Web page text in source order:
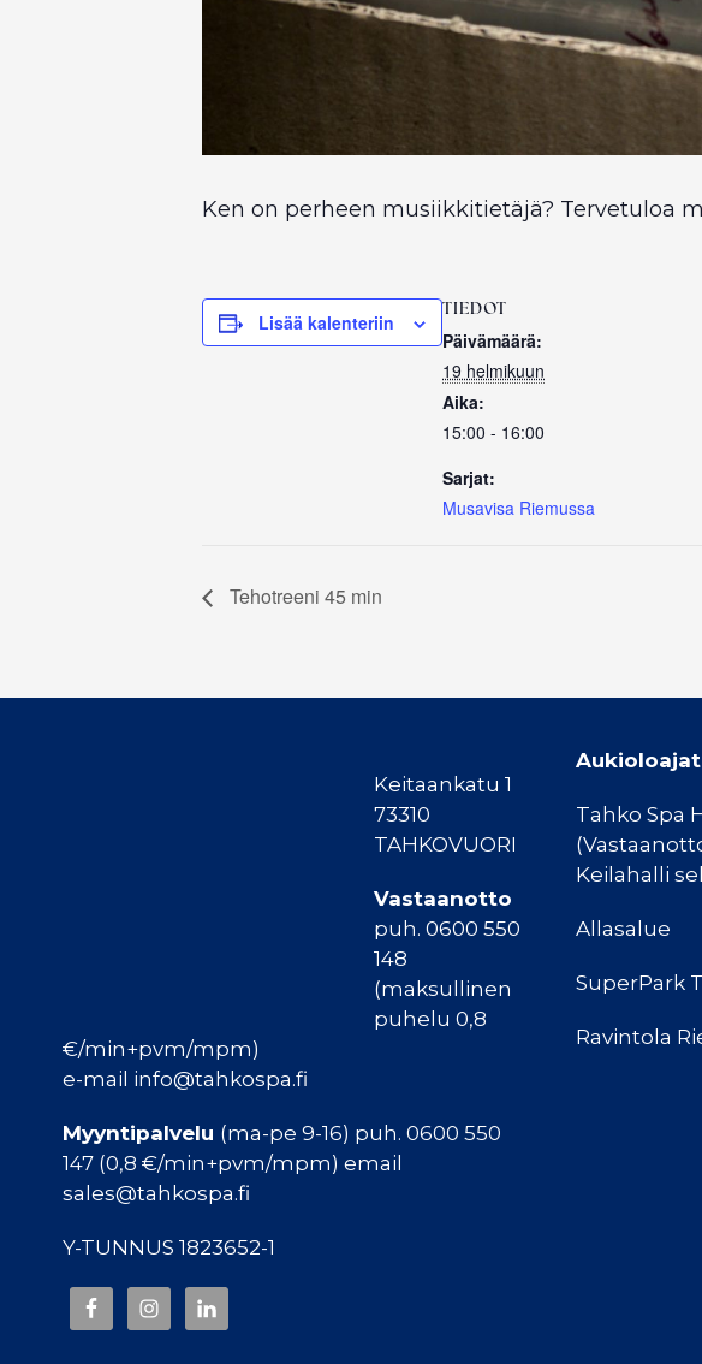
Ken on perheen musiikkitietäjä? Tervetuloa
Lisää kalenteriin
TIEDOT
Päivämäärä:
19 helmikuun
Aika:
15:00 - 16:00
Sarjat:
Musavisa Riemussa
Tehotreeni 45 min
Keitaankatu 1
73310
TAHKOVUORI
Vastaanotto
puh. 0600 550
148
(maksullinen
puhelu 0,8
€/min+pvm/mpm)
e-mail info@tahkospa.fi
Myyntipalvelu (ma-pe 9-16) puh. 0600 550
147 (0,8 €/min+pvm/mpm) email
sales@tahkospa.fi
Y-TUNNUS 1823652-1
Aukioloajat
Tahko Spa
Keilahalli
Allasalue
SuperPark
Ravintola